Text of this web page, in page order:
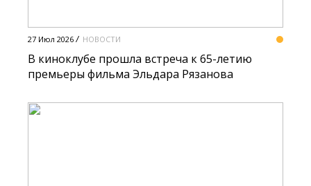
27 Июл 2026 НОВОСТИ
В киноклубе прошла встреча к 65-летию
премьеры фильма Эльдара Рязанова